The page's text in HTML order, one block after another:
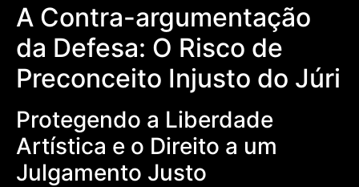
A Contra-argumentação
da Defesa: O Risco de
Preconceito Injusto do Júri
Protegendo a Liberdade
Artística e o Direito a um
Julgamento Justo